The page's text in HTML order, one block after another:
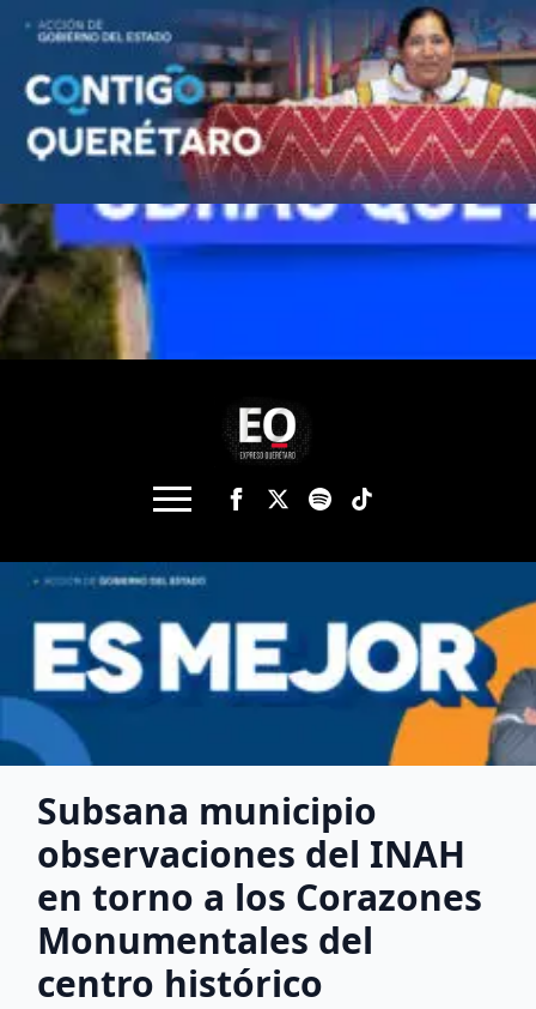
Subsana municipio
observaciones del INAH
en torno a los Corazones
Monumentales del
centro histórico